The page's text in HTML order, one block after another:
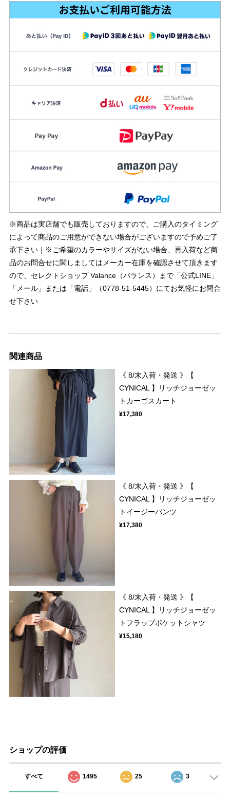
※商品は実店舗でも販売しておりますので、ご購入のタイミング
によって商品のご用意ができない場合がございますので予めご了
承下さい｜※ご希望のカラーやサイズがない場合、再入荷など商
品のお問合せに関しましてはメーカー在庫を確認させて頂きます
ので、セレクトショップ Valance（バランス）まで「公式LINE」
「メール」または「電話」（0778-51-5445）にてお気軽にお問合
せ下さい
関連商品
《 8/末入荷・発送 》【
CYNICAL 】リッチジョーゼッ
トカーゴスカート
¥17,380
《 8/末入荷・発送 》【
CYNICAL 】リッチジョーゼッ
トイージーパンツ
¥17,380
《 8/末入荷・発送 》【
CYNICAL 】リッチジョーゼッ
トフラップポケットシャツ
¥15,180
ショップの評価
すべて 1495 25 3